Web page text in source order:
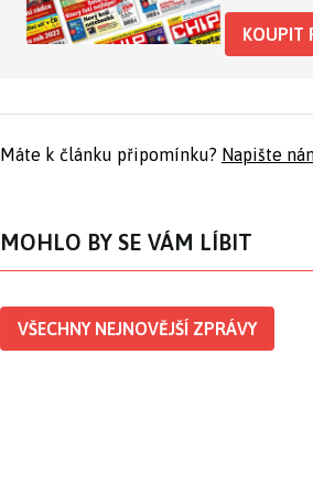
KOUPIT
Máte k článku připomínku? Napište
MOHLO BY SE VÁM LÍBIT
VŠECHNY NEJNOVĚJŠÍ ZPRÁVY